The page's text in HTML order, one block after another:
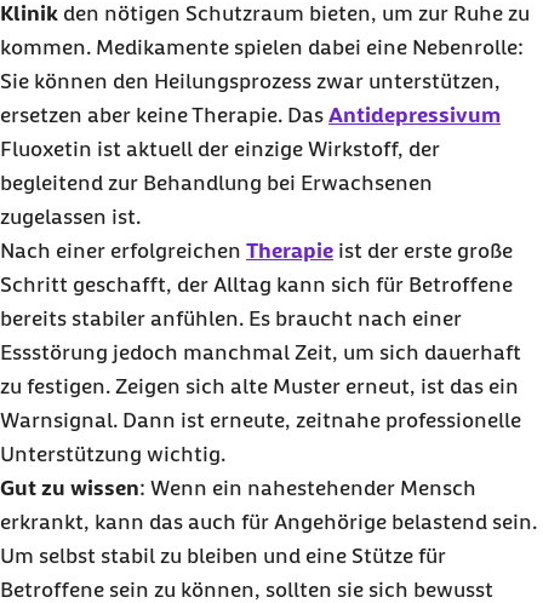
Klinik den nötigen Schutzraum bieten, um zur Ruhe zu
kommen. Medikamente spielen dabei eine Nebenrolle:
Sie können den Heilungsprozess zwar unterstützen,
ersetzen aber keine Therapie. Das Antidepressivum
Fluoxetin ist aktuell der einzige Wirkstoff, der
begleitend zur Behandlung bei Erwachsenen
zugelassen ist.
Nach einer erfolgreichen Therapie ist der erste große
Schritt geschafft, der Alltag kann sich für Betroffene
bereits stabiler anfühlen. Es braucht nach einer
Essstörung jedoch manchmal Zeit, um sich dauerhaft
zu festigen. Zeigen sich alte Muster erneut, ist das ein
Warnsignal. Dann ist erneute, zeitnahe professionelle
Unterstützung wichtig.
Gut zu wissen: Wenn ein nahestehender Mensch
erkrankt, kann das auch für Angehörige belastend sein.
Um selbst stabil zu bleiben und eine Stütze für
Betroffene sein zu können, sollten sie sich bewusst